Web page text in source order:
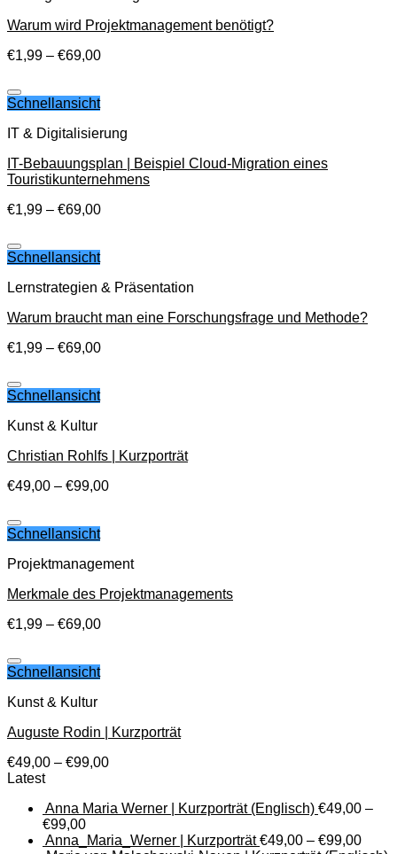
Warum wird Projektmanagement benötigt?
€1,99 – €69,00
Schnellansicht
IT & Digitalisierung
IT-Bebauungsplan | Beispiel Cloud-Migration eines
Touristikunternehmens
€1,99 – €69,00
Schnellansicht
Lernstrategien & Präsentation
Warum braucht man eine Forschungsfrage und Methode?
€1,99 – €69,00
Schnellansicht
Kunst & Kultur
Christian Rohlfs | Kurzporträt
€49,00 – €99,00
Schnellansicht
Projektmanagement
Merkmale des Projektmanagements
€1,99 – €69,00
Schnellansicht
Kunst & Kultur
Auguste Rodin | Kurzporträt
€49,00 – €99,00
Latest
Anna Maria Werner | Kurzporträt (Englisch) €49,00 –
€99,00
Anna_Maria_Werner | Kurzporträt €49,00 – €99,00